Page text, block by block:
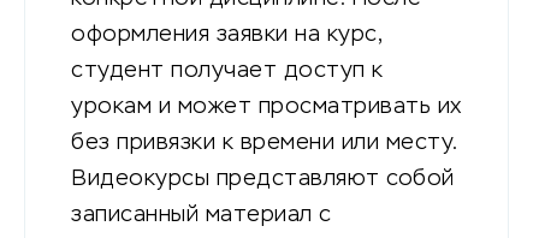
оформления заявки на курс,
студент получает доступ к
урокам и может просматривать их
без привязки к времени или месту.
Видеокурсы представляют собой
записанный материал с